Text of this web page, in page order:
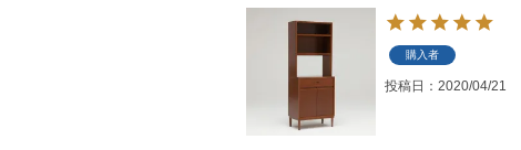
購入者
投稿日 2020/04/21